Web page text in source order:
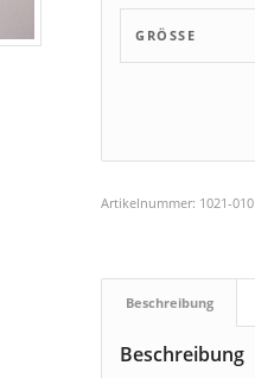
GRÖSSE
Artikelnummer: 1021-010
Beschreibung
Beschreibung